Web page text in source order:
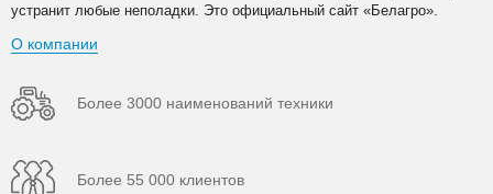
устранит любые неполадки. Это официальный сайт «Белагро».
О компании
Более 3000 наименований техники
Более 55 000 клиентов